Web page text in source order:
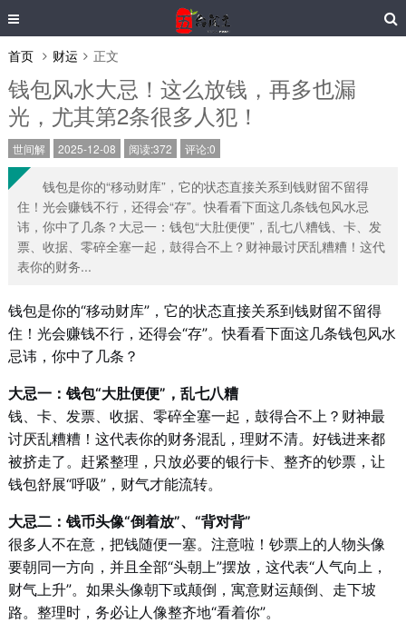
首页 财运 正文
钱包风水大忌！这么放钱，再多也漏
光，尤其第2条很多人犯！
世间解 2025-12-08 阅读:372 评论:0
钱包是你的“移动财库”，它的状态直接关系到钱财留不留得
住！光会赚钱不行，还得会“存”。快看看下面这几条钱包风水忌
讳，你中了几条？大忌一：钱包“大肚便便”，乱七八糟钱、卡、发
票、收据、零碎全塞一起，鼓得合不上？财神最讨厌乱糟糟！这代
表你的财务...
钱包是你的“移动财库”，它的状态直接关系到钱财留不留得
住！光会赚钱不行，还得会“存”。快看看下面这几条钱包风水
忌讳，你中了几条？
大忌一：钱包“大肚便便”，乱七八糟
钱、卡、发票、收据、零碎全塞一起，鼓得合不上？财神最
讨厌乱糟糟！这代表你的财务混乱，理财不清。好钱进来都
被挤走了。赶紧整理，只放必要的银行卡、整齐的钞票，让
钱包舒展“呼吸”，财气才能流转。
大忌二：钱币头像“倒着放”、“背对背”
很多人不在意，把钱随便一塞。注意啦！钞票上的人物头像
要朝同一方向，并且全部“头朝上”摆放，这代表“人气向上，
财气上升”。如果头像朝下或颠倒，寓意财运颠倒、走下坡
路。整理时，务必让人像整齐地“看着你”。